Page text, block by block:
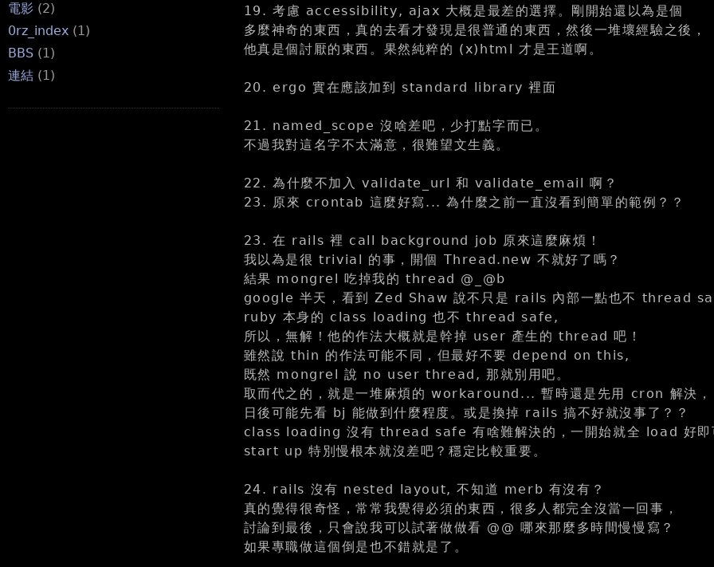
電影 (2)
0rz_index (1)
BBS (1)
連結 (1)
19. 考慮 accessibility, ajax 大概是最差的選擇。剛開始還以為是個
多麼神奇的東西，真的去看才發現是很普通的東西，然後一堆壞經驗之後，
他真是個討厭的東西。果然純粹的 (x)html 才是王道啊。
20. ergo 實在應該加到 standard library 裡面
21. named_scope 沒啥差吧，少打點字而已。
不過我對這名字不太滿意，很難望文生義。
22. 為什麼不加入 validate_url 和 validate_email 啊？
23. 原來 crontab 這麼好寫... 為什麼之前一直沒看到簡單的範例？？
23. 在 rails 裡 call background job 原來這麼麻煩！
我以為是很 trivial 的事，開個 Thread.new 不就好了嗎？
結果 mongrel 吃掉我的 thread @_@b
google 半天，看到 Zed Shaw 說不只是 rails 內部一點也不 thread
ruby 本身的 class loading 也不 thread safe,
所以，無解！他的作法大概就是幹掉 user 產生的 thread 吧！
雖然說 thin 的作法可能不同，但最好不要 depend on this,
既然 mongrel 說 no user thread, 那就別用吧。
取而代之的，就是一堆麻煩的 workaround... 暫時還是先用 cron 解決，
日後可能先看 bj 能做到什麼程度。或是換掉 rails 搞不好就沒事了？？
class loading 沒有 thread safe 有啥難解決的，一開始就全 load 好即
start up 特別慢根本就沒差吧？穩定比較重要。
24. rails 沒有 nested layout, 不知道 merb 有沒有？
真的覺得很奇怪，常常我覺得必須的東西，很多人都完全沒當一回事，
討論到最後，只會說我可以試著做做看 @@ 哪來那麼多時間慢慢寫？
如果專職做這個倒是也不錯就是了。